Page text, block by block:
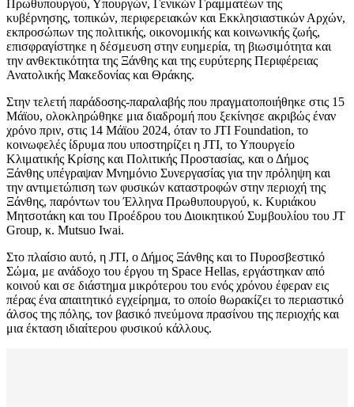
Πρωθυπουργού, Υπουργών, Γενικών Γραμματέων της
κυβέρνησης, τοπικών, περιφερειακών και Εκκλησιαστικών Αρχών,
εκπροσώπων της πολιτικής, οικονομικής και κοινωνικής ζωής,
επισφραγίστηκε η δέσμευση στην ευημερία, τη βιωσιμότητα και
την ανθεκτικότητα της Ξάνθης και της ευρύτερης Περιφέρειας
Ανατολικής Μακεδονίας και Θράκης.
Στην τελετή παράδοσης-παραλαβής που πραγματοποιήθηκε στις 15
Μάϊου, ολοκληρώθηκε μια διαδρομή που ξεκίνησε ακριβώς έναν
χρόνο πριν, στις 14 Μάϊου 2024, όταν το JTI Foundation, το
κοινωφελές ίδρυμα που υποστηρίζει η JTI, το Υπουργείο
Κλιματικής Κρίσης και Πολιτικής Προστασίας, και ο Δήμος
Ξάνθης υπέγραψαν Μνημόνιο Συνεργασίας για την πρόληψη και
την αντιμετώπιση των φυσικών καταστροφών στην περιοχή της
Ξάνθης, παρόντων του Έλληνα Πρωθυπουργού, κ. Κυριάκου
Μητσοτάκη και του Προέδρου του Διοικητικού Συμβουλίου του JT
Group, κ. Mutsuo Iwai.
Στο πλαίσιο αυτό, η JTI, ο Δήμος Ξάνθης και το Πυροσβεστικό
Σώμα, με ανάδοχο του έργου τη Space Hellas, εργάστηκαν από
κοινού και σε διάστημα μικρότερου του ενός χρόνου έφεραν εις
πέρας ένα απαιτητικό εγχείρημα, το οποίο θωρακίζει το περιαστικό
άλσος της πόλης, τον βασικό πνεύμονα πρασίνου της περιοχής και
μια έκταση ιδιαίτερου φυσικού κάλλους.